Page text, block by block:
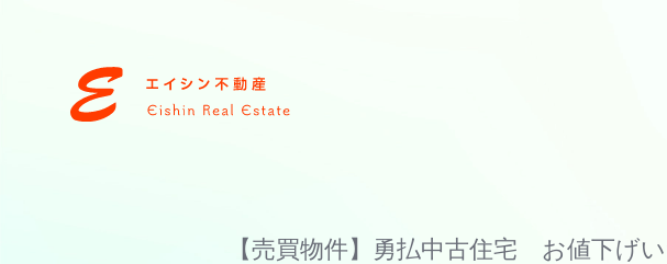
【売買物件】勇払中古住宅 お値下げ